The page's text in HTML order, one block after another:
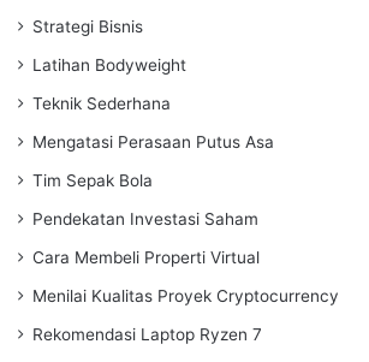
Strategi Bisnis
Latihan Bodyweight
Teknik Sederhana
Mengatasi Perasaan Putus Asa
Tim Sepak Bola
Pendekatan Investasi Saham
Cara Membeli Properti Virtual
Menilai Kualitas Proyek Cryptocurrency
Rekomendasi Laptop Ryzen 7